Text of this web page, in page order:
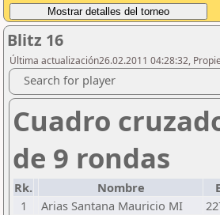
Blitz 16
Última actualización26.02.2011 04:28:32,
Search for player
Cuadro
de 9 rondas
Rk. Nombre
1
Arias Santana Mauricio MI